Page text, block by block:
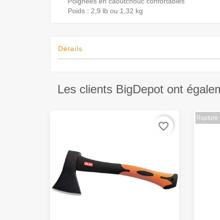
Poids : 2,9 lb ou 1,32 kg
Détails
Les clients BigDepot ont
favorite_border
Rupture